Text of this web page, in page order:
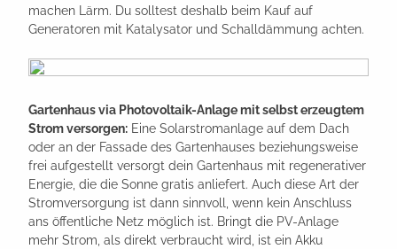
machen Lärm. Du solltest deshalb beim Kauf auf
Generatoren mit Katalysator und Schalldämmung achten.
Gartenhaus via Photovoltaik-Anlage mit selbst erzeugtem
Strom versorgen: Eine Solarstromanlage auf dem Dach
oder an der Fassade des Gartenhauses beziehungsweise
frei aufgestellt versorgt dein Gartenhaus mit regenerativer
Energie, die die Sonne gratis anliefert. Auch diese Art der
Stromversorgung ist dann sinnvoll, wenn kein Anschluss
ans öffentliche Netz möglich ist. Bringt die PV-Anlage
mehr Strom, als direkt verbraucht wird, ist ein Akku